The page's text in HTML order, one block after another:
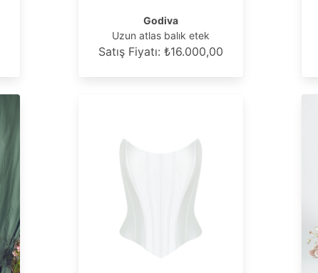
Godiva
Uzun atlas balık etek
Satış Fiyatı: ₺16.000,00